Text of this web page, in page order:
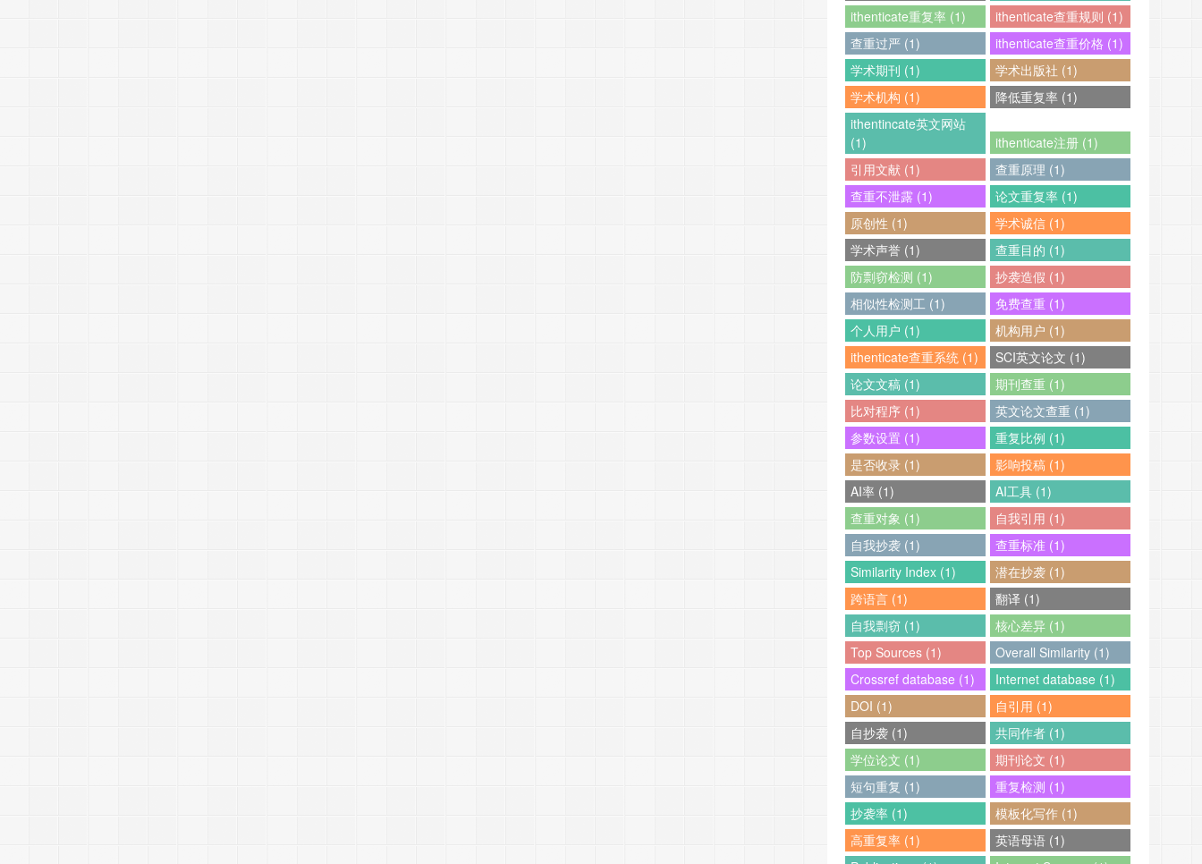
ithenticate重复率 (1)
ithenticate查重规则 (1)
查重过严 (1)
ithenticate查重价格 (1)
学术期刊 (1)
学术出版社 (1)
学术机构 (1)
降低重复率 (1)
ithentincate英文网站
(1)
ithenticate注册 (1)
引用文献 (1)
查重原理 (1)
查重不泄露 (1)
论文重复率 (1)
原创性 (1)
学术诚信 (1)
学术声誉 (1)
查重目的 (1)
防剽窃检测 (1)
抄袭造假 (1)
相似性检测工 (1)
免费查重 (1)
个人用户 (1)
机构用户 (1)
ithenticate查重系统 (1)
SCI英文论文 (1)
论文文稿 (1)
期刊查重 (1)
比对程序 (1)
英文论文查重 (1)
参数设置 (1)
重复比例 (1)
是否收录 (1)
影响投稿 (1)
AI率 (1)
AI工具 (1)
查重对象 (1)
自我引用 (1)
自我抄袭 (1)
查重标准 (1)
Similarity Index (1)
潜在抄袭 (1)
跨语言 (1)
翻译 (1)
自我剽窃 (1)
核心差异 (1)
Top Sources (1)
Overall Similarity (1)
Crossref database (1)
Internet database (1)
DOI (1)
自引用 (1)
自抄袭 (1)
共同作者 (1)
学位论文 (1)
期刊论文 (1)
短句重复 (1)
重复检测 (1)
抄袭率 (1)
模板化写作 (1)
高重复率 (1)
英语母语 (1)